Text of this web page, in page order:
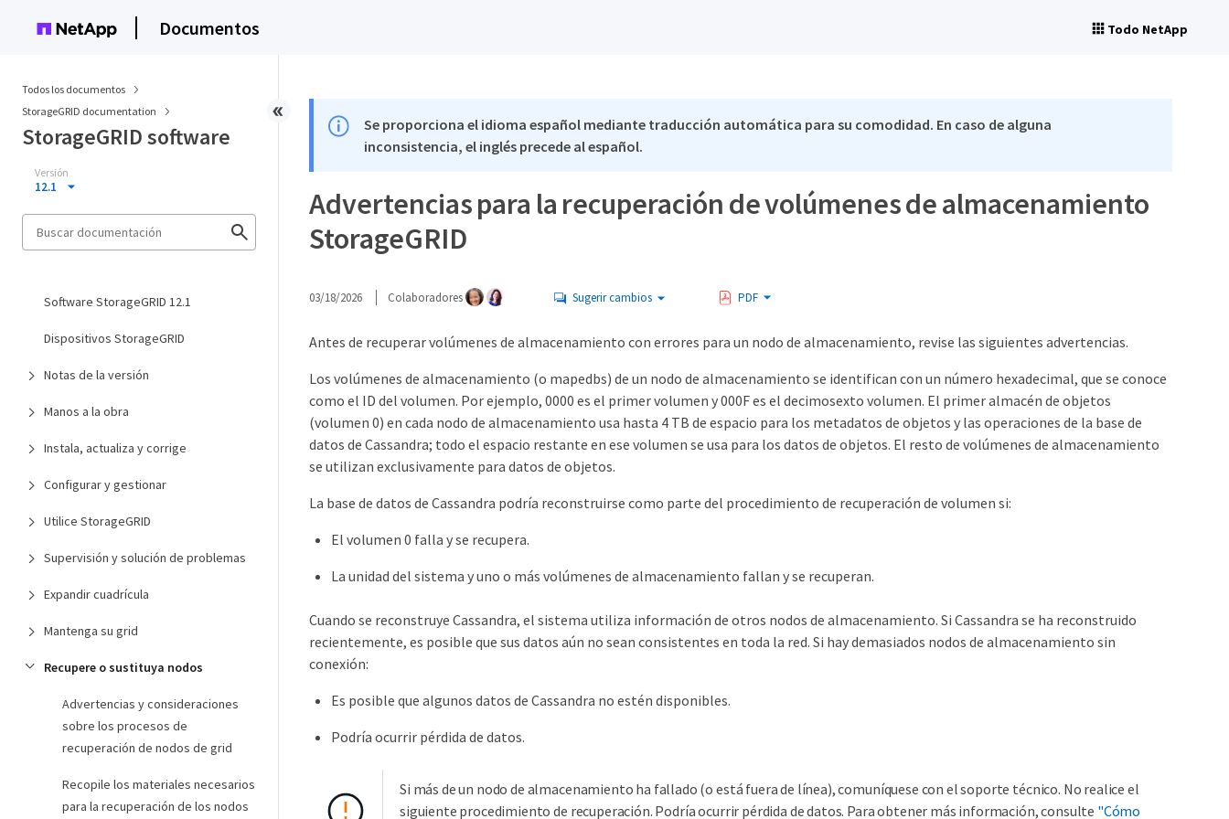
Documentos Todo NetApp
Todos los documentos
StorageGRID documentation
StorageGRID software
Versión
12.1
Software StorageGRID 12.1
Dispositivos StorageGRID
Notas de la versión
Manos a la obra
Instala, actualiza y corrige
Configurar y gestionar
Utilice StorageGRID
Supervisión y solución de problemas
Expandir cuadrícula
Mantenga su grid
Recupere o sustituya nodos
Advertencias y consideraciones
sobre los procesos de
recuperación de nodos de grid
Recopile los materiales necesarios
para la recuperación de los nodos
Se proporciona el idioma español mediante traducción automática para su comodidad. En caso de alguna
inconsistencia, el inglés precede al español.
Advertencias para la recuperación de volúmenes de almacenamiento
StorageGRID
03/18/2026 Colaboradores Sugerir cambios PDF
Antes de recuperar volúmenes de almacenamiento con errores para un nodo de almacenamiento, revise las siguientes advertencias.
Los volúmenes de almacenamiento (o mapedbs) de un nodo de almacenamiento se identifican con un número hexadecimal, que se conoce
como el ID del volumen. Por ejemplo, 0000 es el primer volumen y 000F es el decimosexto volumen. El primer almacén de objetos
(volumen 0) en cada nodo de almacenamiento usa hasta 4 TB de espacio para los metadatos de objetos y las operaciones de la base de
datos de Cassandra; todo el espacio restante en ese volumen se usa para los datos de objetos. El resto de volúmenes de almacenamiento
se utilizan exclusivamente para datos de objetos.
La base de datos de Cassandra podría reconstruirse como parte del procedimiento de recuperación de volumen si:
El volumen 0 falla y se recupera.
La unidad del sistema y uno o más volúmenes de almacenamiento fallan y se recuperan.
Cuando se reconstruye Cassandra, el sistema utiliza información de otros nodos de almacenamiento. Si Cassandra se ha reconstruido
recientemente, es posible que sus datos aún no sean consistentes en toda la red. Si hay demasiados nodos de almacenamiento sin
conexión:
Es posible que algunos datos de Cassandra no estén disponibles.
Podría ocurrir pérdida de datos.
Si más de un nodo de almacenamiento ha fallado (o está fuera de línea), comuníquese con el soporte técnico. No realice el
siguiente procedimiento de recuperación. Podría ocurrir pérdida de datos. Para obtener más información, consulte "Cómo